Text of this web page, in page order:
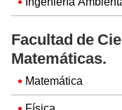
Facultad de
Matemáticas.
Matemática